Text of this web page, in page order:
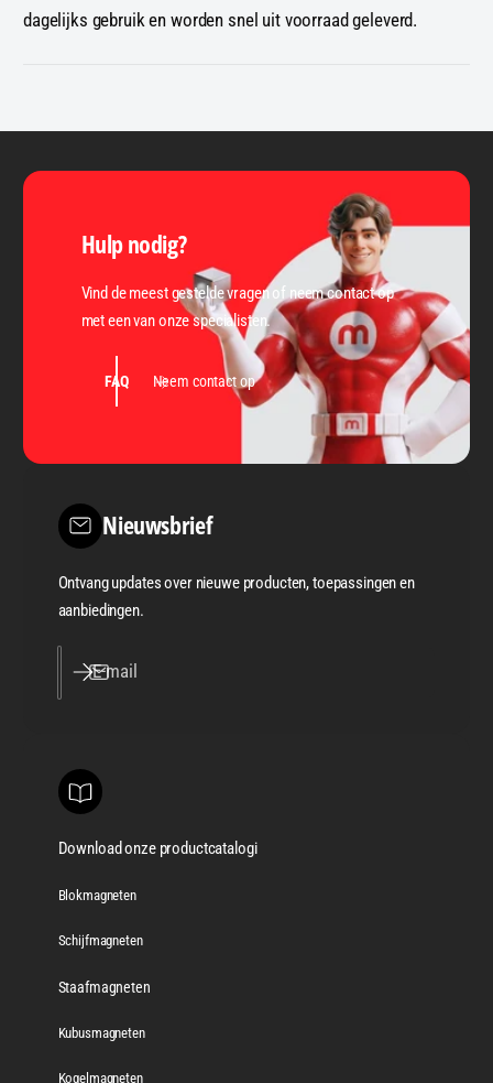
dagelijks gebruik en worden snel uit voorraad geleverd.
Hulp nodig?
Vind de meest gestelde vragen of neem contact op
met een van onze specialisten.
FAQ Neem contact op
Nieuwsbrief
Ontvang updates over nieuwe producten, toepassingen en
aanbiedingen.
E‑mail
Download onze productcatalogi
Blokmagneten
Schijfmagneten
Staafmagneten
Kubusmagneten
Kogelmagneten